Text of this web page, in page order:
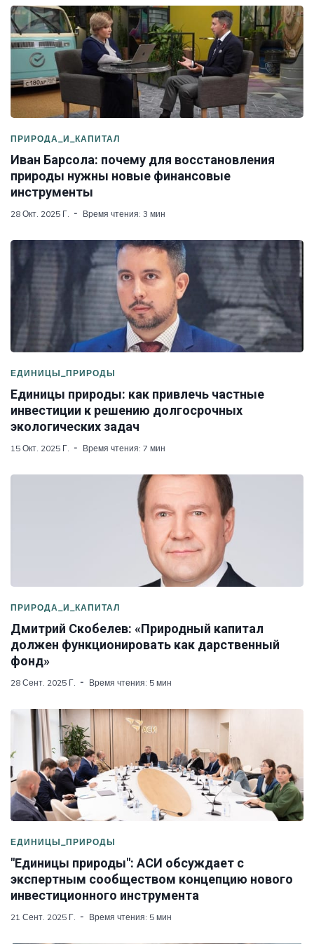
ПРИРОДА_И_КАПИТАЛ
Иван Барсола: почему для восстановления
природы нужны новые финансовые
инструменты
28 Окт. 2025 Г. Время чтения: 3 мин
ЕДИНИЦЫ_ПРИРОДЫ
Единицы природы: как привлечь частные
инвестиции к решению долгосрочных
экологических задач
15 Окт. 2025 Г. Время чтения: 7 мин
ПРИРОДА_И_КАПИТАЛ
Дмитрий Скобелев: «Природный капитал
должен функционировать как дарственный
фонд»
28 Сент. 2025 Г. Время чтения: 5 мин
ЕДИНИЦЫ_ПРИРОДЫ
"Единицы природы": АСИ обсуждает с
экспертным сообществом концепцию нового
инвестиционного инструмента
21 Сент. 2025 Г. Время чтения: 5 мин